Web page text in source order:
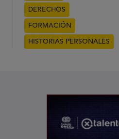
DERECHOS
FORMACIÓN
HISTORIAS PERSONALES